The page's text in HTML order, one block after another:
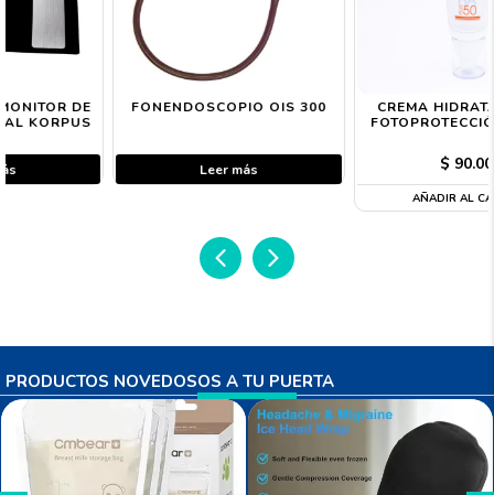
FONENDOSCOPIO OIS 300
CREMA HIDRATANTE CON
FOTOPROTECCIÓN 50+ FPS
AÑADIR AL CARRITO
PRODUCTOS NOVEDOSOS A TU PUERTA